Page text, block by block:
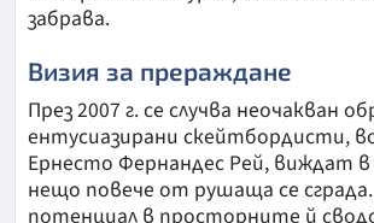
забрава.
Визия за прераждане
През 2007 г. се случва неочакван
ентусиазирани скейтбордисти,
Ернесто Фернандес Рей, виждат
нещо повече от рушаща се
потенциал в просторните й